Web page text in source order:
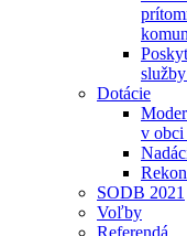
Dotácie
v obci
SODB 2021
Voľby
Referendá